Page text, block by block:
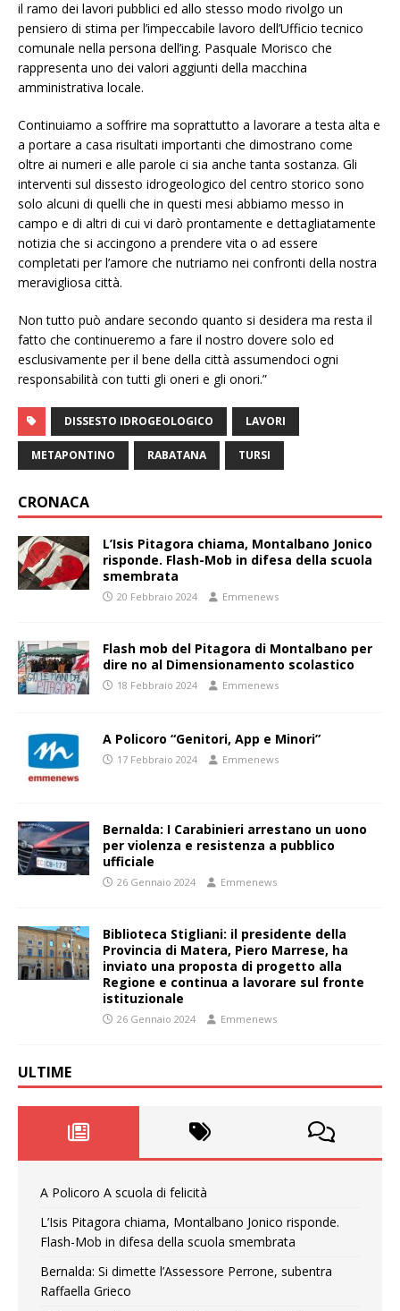
il ramo dei lavori pubblici ed allo stesso modo rivolgo un
pensiero di stima per l’impeccabile lavoro dell’Ufficio tecnico
comunale nella persona dell’ing. Pasquale Morisco che
rappresenta uno dei valori aggiunti della macchina
amministrativa locale.
Continuiamo a soffrire ma soprattutto a lavorare a testa alta e
a portare a casa risultati importanti che dimostrano come
oltre ai numeri e alle parole ci sia anche tanta sostanza. Gli
interventi sul dissesto idrogeologico del centro storico sono
solo alcuni di quelli che in questi mesi abbiamo messo in
campo e di altri di cui vi darò prontamente e dettagliatamente
notizia che si accingono a prendere vita o ad essere
completati per l’amore che nutriamo nei confronti della nostra
meravigliosa città.
Non tutto può andare secondo quanto si desidera ma resta il
fatto che continueremo a fare il nostro dovere solo ed
esclusivamente per il bene della città assumendoci ogni
responsabilità con tutti gli oneri e gli onori.”
DISSESTO IDROGEOLOGICO LAVORI
METAPONTINO RABATANA TURSI
CRONACA
L’Isis Pitagora chiama, Montalbano Jonico
risponde. Flash-Mob in difesa della scuola
smembrata
20 Febbraio 2024 Emmenews
Flash mob del Pitagora di Montalbano per
dire no al Dimensionamento scolastico
18 Febbraio 2024 Emmenews
A Policoro “Genitori, App e Minori”
17 Febbraio 2024 Emmenews
Bernalda: I Carabinieri arrestano un uono
per violenza e resistenza a pubblico
ufficiale
26 Gennaio 2024 Emmenews
Biblioteca Stigliani: il presidente della
Provincia di Matera, Piero Marrese, ha
inviato una proposta di progetto alla
Regione e continua a lavorare sul fronte
istituzionale
26 Gennaio 2024 Emmenews
ULTIME
A Policoro A scuola di felicità
L’Isis Pitagora chiama, Montalbano Jonico risponde.
Flash-Mob in difesa della scuola smembrata
Bernalda: Si dimette l’Assessore Perrone, subentra
Raffaella Grieco